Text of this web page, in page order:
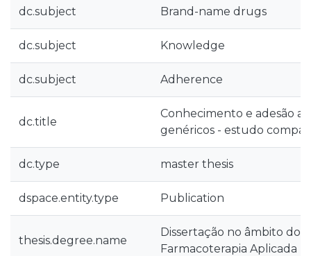
dc.subject Brand-name drugs
dc.subject Knowledge
dc.subject Adherence
dc.title
Conhecimento e adesão
genéricos - estudo
dc.type master thesis
dspace.entity.type Publication
thesis.degree.name
Dissertação no âmbito do
Farmacoterapia Aplicada